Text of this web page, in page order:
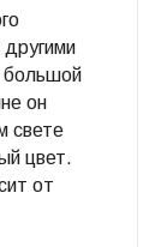
большой
он
свете
цвет.
от